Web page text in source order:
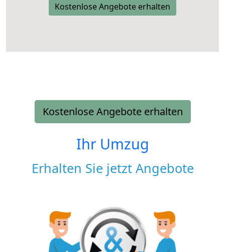
Kostenlose Angebote erhalten
Kostenlose Angebote erhalten
Ihr Umzug
Erhalten Sie jetzt Angebote